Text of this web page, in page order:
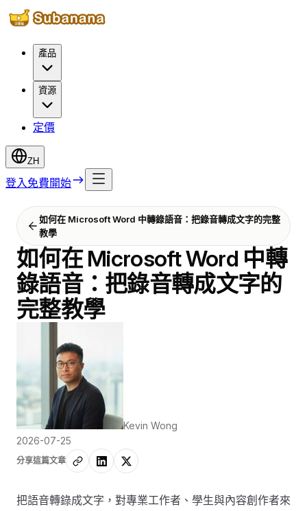
產品
資源
定價
ZH
登入 免費開始
如何在 Microsoft Word 中轉錄語音：把錄音轉成文字的完整
教學
如何在 Microsoft Word 中轉
錄語音：把錄音轉成文字的
完整教學
Kevin Wong
2026-07-25
分享這篇文章
把語音轉錄成文字，對專業工作者、學生與內容創作者來